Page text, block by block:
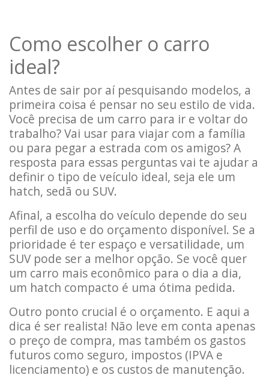
Como escolher o carro
ideal?
Antes de sair por aí pesquisando modelos, a
primeira coisa é pensar no seu estilo de vida.
Você precisa de um carro para ir e voltar do
trabalho? Vai usar para viajar com a família
ou para pegar a estrada com os amigos? A
resposta para essas perguntas vai te ajudar a
definir o tipo de veículo ideal, seja ele um
hatch, sedã ou SUV.
Afinal, a escolha do veículo depende do seu
perfil de uso e do orçamento disponível. Se a
prioridade é ter espaço e versatilidade, um
SUV pode ser a melhor opção. Se você quer
um carro mais econômico para o dia a dia,
um hatch compacto é uma ótima pedida.
Outro ponto crucial é o orçamento. E aqui a
dica é ser realista! Não leve em conta apenas
o preço de compra, mas também os gastos
futuros como seguro, impostos (IPVA e
licenciamento) e os custos de manutenção.